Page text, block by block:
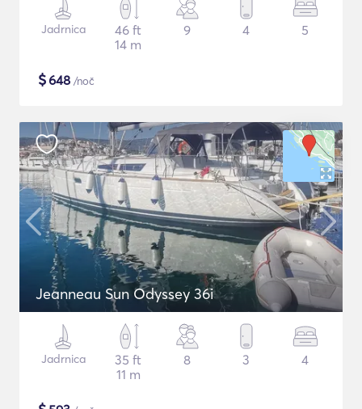
Jadrnica
46 ft
14 m
9 4 5
$648 /noč
Jeanneau Sun Odyssey 36i
Jadrnica
35 ft
11 m
8 3 4